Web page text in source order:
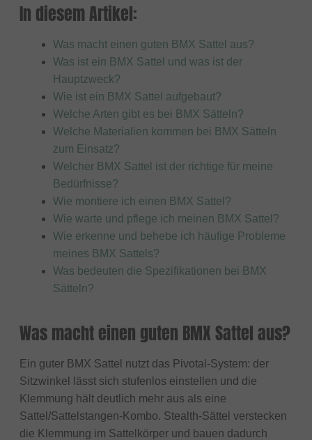
In diesem Artikel:
Was macht einen guten BMX Sattel aus?
Was ist ein BMX Sattel und was ist der
Hauptzweck?
Wie ist ein BMX Sattel aufgebaut?
Welche Arten gibt es bei BMX Sätteln?
Welche Materialien kommen bei BMX Sätteln
zum Einsatz?
Welcher BMX Sattel ist der richtige für meine
Bedürfnisse?
Wie montiere ich einen BMX Sattel?
Wie warte und pflege ich meinen BMX Sattel?
Wie erkenne und behebe ich häufige Probleme
meines BMX Sattels?
Was bedeuten die Spezifikationen bei BMX
Sätteln?
Was macht einen guten BMX Sattel aus?
Ein guter BMX Sattel nutzt das Pivotal-System: der
Sitzwinkel lässt sich stufenlos einstellen und die
Klemmung hält deutlich mehr aus als eine
Sattel/Sattelstangen-Kombo. Stealth-Sättel verstecken
die Klemmung im Sattelkörper und bauen dadurch